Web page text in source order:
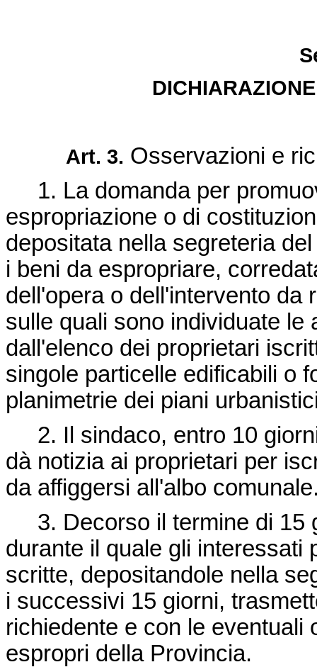
Art. 3. Osservazioni e
1. La domanda per
espropriazione o di
depositata nella segreteria
i beni da espropriare,
dell'opera o dell'intervento da
sulle quali sono individuate
dall'elenco dei proprietari
singole particelle edificabili o
planimetrie dei piani
2. Il sindaco, entro 10
dà notizia ai proprietari per
da affiggersi all'albo
3. Decorso il termine di 15
durante il quale gli interessati
scritte, depositandole nella
i successivi 15 giorni,
richiedente e con le eventuali
espropri della Provincia.